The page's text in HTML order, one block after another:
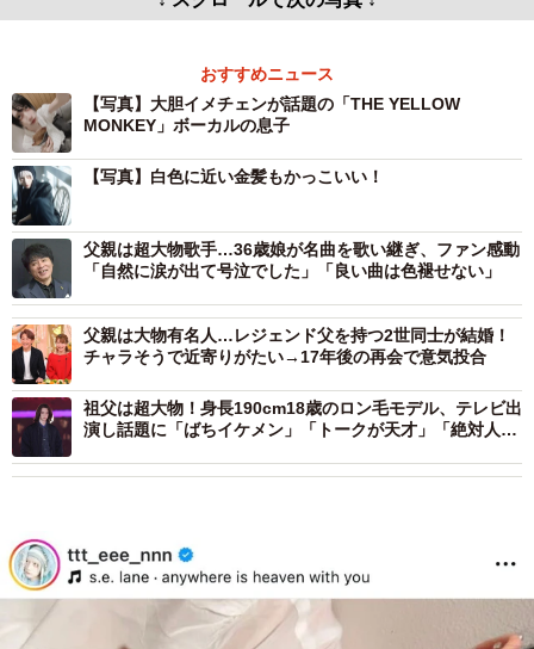
おすすめニュース
【写真】大胆イメチェンが話題の「THE YELLOW
MONKEY」ボーカルの息子
【写真】白色に近い金髪もかっこいい！
父親は超大物歌手…36歳娘が名曲を歌い継ぎ、ファン感動
「自然に涙が出て号泣でした」「良い曲は色褪せない」
父親は大物有名人…レジェンド父を持つ2世同士が結婚！
チャラそうで近寄りがたい→17年後の再会で意気投合
祖父は超大物！身長190cm18歳のロン毛モデル、テレビ出
演し話題に「ばちイケメン」「トークが天才」「絶対人気